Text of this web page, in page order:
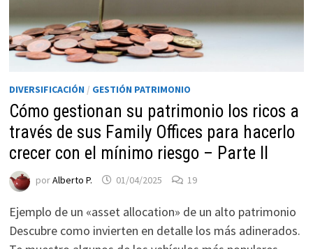
DIVERSIFICACIÓN / GESTIÓN PATRIMONIO
Cómo gestionan su patrimonio los ricos a
través de sus Family Offices para hacerlo
crecer con el mínimo riesgo – Parte II
porAlberto P. 01/04/2025 19
Ejemplo de un «asset allocation» de un alto patrimonio
Descubre como invierten en detalle los más adinerados.